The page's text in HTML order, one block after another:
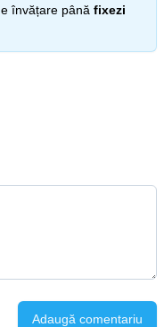
învățare până fixezi
Adaugă comentariu